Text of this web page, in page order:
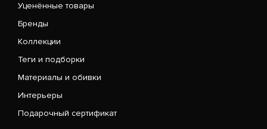
Уценённые товары
Бренды
Коллекции
Теги и подборки
Материалы и обивки
Интерьеры
Подарочный сертификат